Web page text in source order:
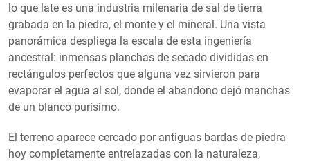
lo que late es una industria milenaria de sal de tierra
grabada en la piedra, el monte y el mineral. ​Una vista
panorámica despliega la escala de esta ingeniería
ancestral: inmensas planchas de secado divididas en
rectángulos perfectos que alguna vez sirvieron para
evaporar el agua al sol, donde el abandono dejó manchas
de un blanco purísimo.
El terreno aparece cercado por antiguas bardas de piedra
hoy completamente entrelazadas con la naturaleza,